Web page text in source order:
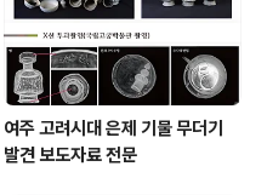
여주 고려시대 은제 기물 무더기
발견 보도자료 전문